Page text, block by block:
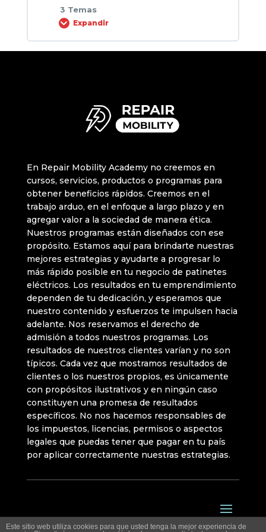
Análisis de costos operativos y
estimación de ingresos para evaluar la
viabilidad económica de un taller de
Cálculo de punto de equilibrio y
proyección de ganancias a largo plazo
3 Temas
Expandir
Alta de autónomo en España
el taller de reparación de patinetes
Listado de precios recomendados
En Repair Mobility Academy no creemos en
cursos, servicios, productos o programas para
obtener beneficios rápidos. Creemos en el
trabajo arduo, en el enfoque a largo plazo y en
agregar valor a la sociedad de manera ética.
Nuestros programas están diseñados con ese
propósito. Estamos aquí para brindarte nuestras
mejores estrategias y ayudarte a progresar lo
más rápido posible en tu negocio de patinetes
eléctricos. Los resultados en tu emprendimiento
dependen de tu dedicación, y esperamos que
nuestro contenido y esfuerzos te impulsen hacia
adelante. Nos reservamos el derecho de
admisión a todos nuestros programas. Los
resultados de nuestros clientes varían y no son
típicos. Cada vez que mostramos resultados de
clientes o los nuestros propios, es únicamente
con propósitos ilustrativos y en ningún caso
constituyen una promesa de resultados
específicos. No nos hacemos responsables de
los impuestos, licencias, permisos o aspectos
legales que puedas tener que pagar en tu país
por aplicar correctamente nuestras estrategias.
Este sitio web utiliza cookies para que usted tenga la mejor experiencia de